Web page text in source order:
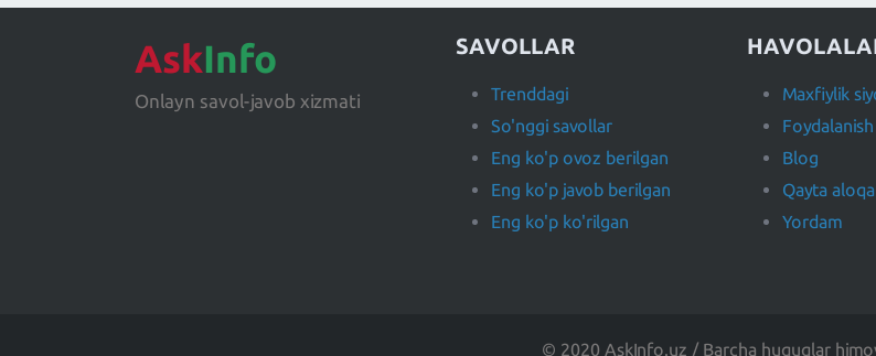
AskInfo
Onlayn savol-javob xizmati
SAVOLLAR
Trenddagi
So'nggi savollar
Eng ko'p ovoz berilgan
Eng ko'p javob berilgan
Eng ko'p ko'rilgan
Maxfiylik
Blog
Qayta aloqa
Yordam
© 2020 AskInfo.uz / Barcha huquqlar